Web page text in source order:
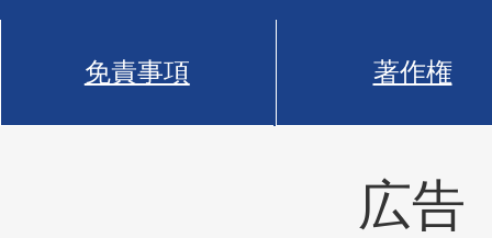
免責事項 著作権
広告